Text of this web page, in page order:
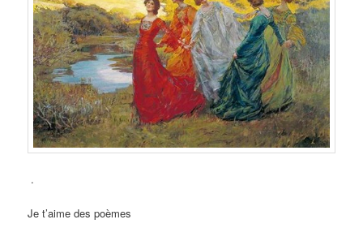
.
Je t’aime des poèmes